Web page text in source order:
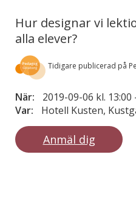
Hur designar vi
alla elever?
Tidigare publicerad på
När: 2019-09-06 kl. 13:00
Var:
Hotell Kusten,
Anmäl dig